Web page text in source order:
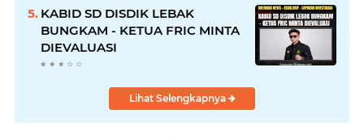
KABID SD DISDIK LEBAK
BUNGKAM - KETUA FRIC MINTA
DIEVALUASI
Lihat Selengkapnya